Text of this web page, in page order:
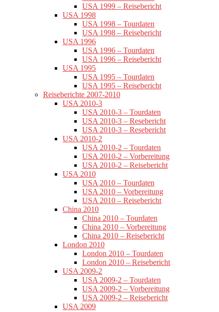
USA 1999 – Reisebericht
USA 1998
USA 1998 – Tourdaten
USA 1998 – Reisebericht
USA 1996
USA 1996 – Tourdaten
USA 1996 – Reisebericht
USA 1995
USA 1995 – Tourdaten
USA 1995 – Reisebericht
Reiseberichte 2007-2010
USA 2010-3
USA 2010-3 – Tourdaten
USA 2010-3 – Resebericht
USA 2010-3 – Resebericht
USA 2010-2
USA 2010-2 – Tourdaten
USA 2010-2 – Vorbereitung
USA 2010-2 – Reisebericht
USA 2010
USA 2010 – Tourdaten
USA 2010 – Vorbereitung
USA 2010 – Reisebericht
China 2010
China 2010 – Tourdaten
China 2010 – Vorbereitung
China 2010 – Reisebericht
London 2010
London 2010 – Tourdaten
London 2010 – Reisebericht
USA 2009-2
USA 2009-2 – Tourdaten
USA 2009-2 – Vorbereitung
USA 2009-2 – Reisebericht
USA 2009